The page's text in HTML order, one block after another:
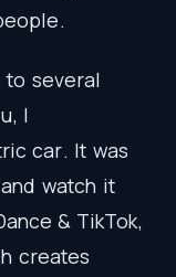
.
to several
, I
car. It was
and watch it
& TikTok,
creates